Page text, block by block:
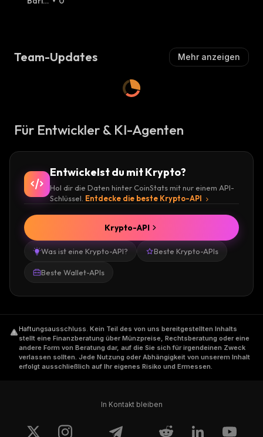
H
Team-Updates Mehr anzeigen
Für Entwickler & KI-Agenten
Entwickelst du mit Krypto?
Hol dir die Daten hinter CoinStats mit nur einem API-
Schlüssel. Entdecke die beste Krypto-API
Was ist eine Krypto-API? Beste Krypto-APIs
Beste Wallet-APIs
Krypto-API
Haftungsausschluss. Kein Teil des von uns bereitgestellten Inhalts
stellt eine Finanzberatung über Münzpreise, Rechtsberatung oder eine
andere Form von Beratung dar, auf die Sie sich für irgendeinen Zweck
verlassen sollten. Jede Nutzung oder Abhängigkeit von unserem Inhalt
erfolgt ausschließlich auf Ihr eigenes Risiko und Ermessen.
In Kontakt bleiben